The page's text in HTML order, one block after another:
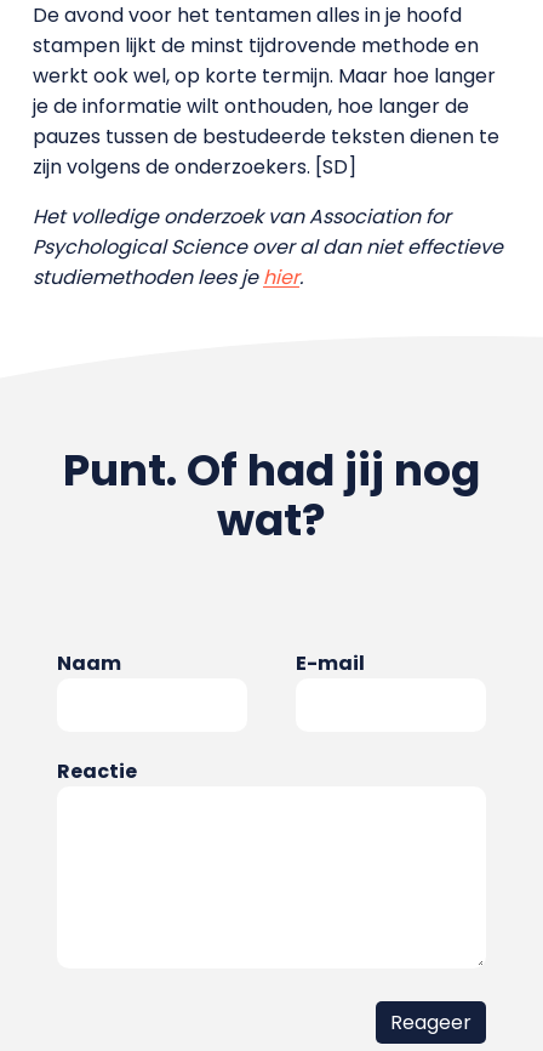
De avond voor het tentamen alles in je hoofd
stampen lijkt de minst tijdrovende methode en
werkt ook wel, op korte termijn. Maar hoe langer
je de informatie wilt onthouden, hoe langer de
pauzes tussen de bestudeerde teksten dienen te
zijn volgens de onderzoekers. [SD]
Het volledige onderzoek van Association for
Psychological Science over al dan niet effectieve
studiemethoden lees jehier.
Punt. Of had jij nog
wat?
Naam E-mail
Reactie